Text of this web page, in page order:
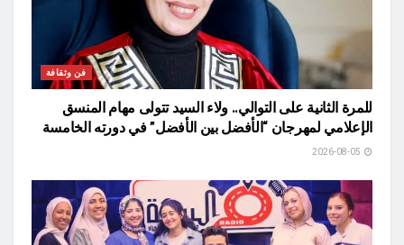
فن وثقافة
للمرة الثانية على التوالي.. ولاء السيد تتولى مهام المنسق
الإعلامي لمهرجان “الأفضل بين الأفضل” في دورته الخامسة